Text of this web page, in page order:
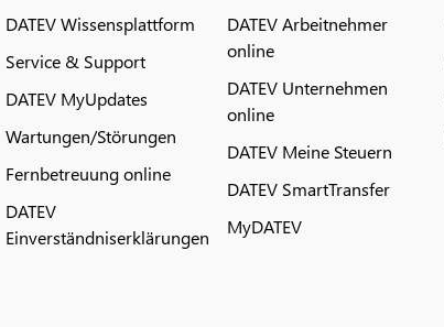
DATEV Wissensplattform
Service & Support
DATEV MyUpdates
Wartungen/Störungen
Fernbetreuung online
DATEV
Einverständniserklärungen
DATEV Arbeitnehmer
online
DATEV Unternehmen
online
DATEV Meine Steuern
DATEV SmartTransfer
MyDATEV